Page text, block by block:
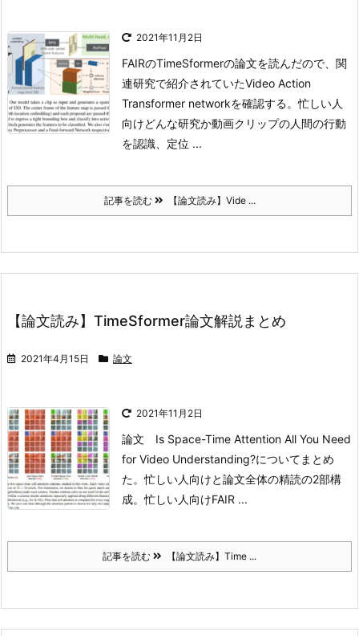
2021年11月2日
FAIRのTimeSformerの論文を読んだので、関
連研究で紹介されていたVideo Action
Transformer networkを確認する。忙しい人
向けどんな研究か動画クリップの人間の行動
を認識、定位 ...
記事を読む 【論文読み】Vide ...
【論文読み】TimeSformer論文解説まとめ
2021年4月15日 論文
2021年11月2日
論文 Is Space-Time Attention All You Need
for Video Understanding?についてまとめ
た。忙しい人向けと論文全体の精読の2部構
成。忙しい人向けFAIR ...
記事を読む 【論文読み】Time ...